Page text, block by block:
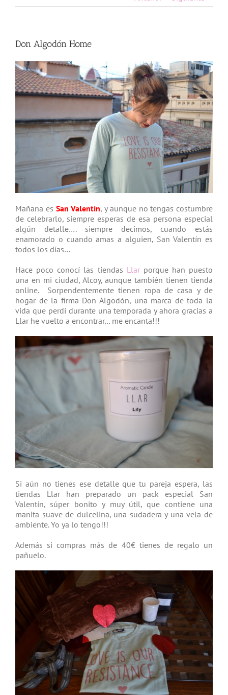
Don Algodón Home
Mañana es San Valentín, y aunque no tengas costumbre
de celebrarlo, siempre esperas de esa persona especial
algún detalle…. siempre decimos, cuando estás
enamorado o cuando amas a alguien, San Valentín es
todos los días…
Hace poco conocí las tiendas Llarporque han puesto
una en mi ciudad, Alcoy, aunque también tienen tienda
online. Sorpendentemente tienen ropa de casa y de
hogar de la firma Don Algodón, una marca de toda la
vida que perdí durante una temporada y ahora gracias a
Llar he vuelto a encontrar… me encanta!!!
Si aún no tienes ese detalle que tu pareja espera, las
tiendas Llar han preparado un pack especial San
Valentín, súper bonito y muy útil, que contiene una
manita suave de dulcelina, una sudadera y una vela de
ambiente. Yo ya lo tengo!!!
Además si compras más de 40€ tienes de regalo un
pañuelo.